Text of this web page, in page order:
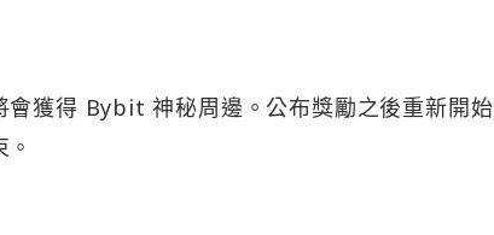
獲得 Bybit 神秘周邊。公布獎勵之後重新開始